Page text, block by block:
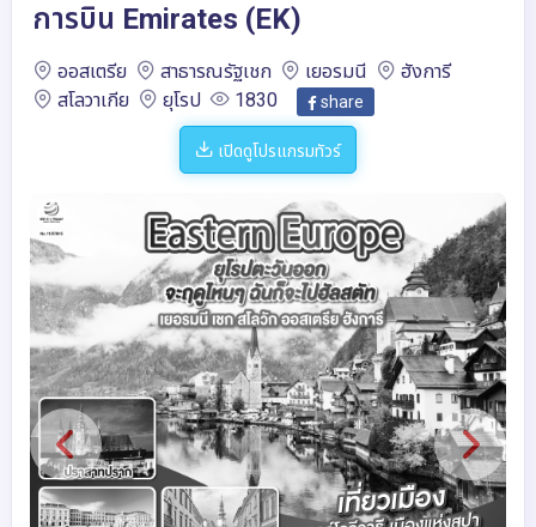
การบิน Emirates (EK)
ออสเตรีย สาธารณรัฐเชก เยอรมนี
ฮังการี
สโลวาเกีย
ยุโรป 1830 share
เปิดดูโปรแกรมทัวร์